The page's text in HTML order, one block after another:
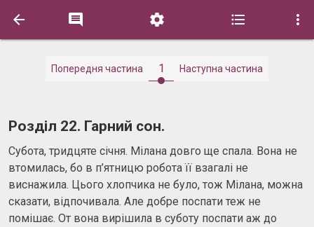
    
Попередня частина 1 Наступна частина
Розділ 22. Гарний сон.
Субота, тридцяте січня. Мілана довго ще спала. Вона не
втомилась, бо в п’ятницю робота її взагалі не
виснажила. Цього хлопчика не було, тож Мілана, можна
сказати, відпочивала. Але добре поспати теж не
помішає. От вона вирішила в суботу поспати аж до